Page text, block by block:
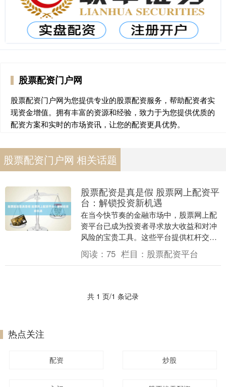
股票配资门户网
股票配资门户网为您提供专业的股票配资服务，帮助配资者实
现资金增值。拥有丰富的资源和经验，致力于为您提供优质的
配资方案和实时的市场资讯，让您的配资更具优势。
股票配资门户网 相关话题
股票配资是真是假 股票网上配资平
台：解锁投资新机遇
在当今快节奏的金融市场中，股票网上配
资平台已成为投资者寻求放大收益和对冲
风险的宝贵工具。这些平台提供杠杆交易
股票配资是真是假，使投资者能够以高于
其账户余额的金额....
阅读： 75 栏目： 股票配资平台
共 1 页/1 条记录
热点关注
配资 炒股